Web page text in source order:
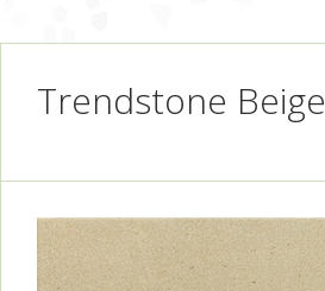
Trendstone Beige